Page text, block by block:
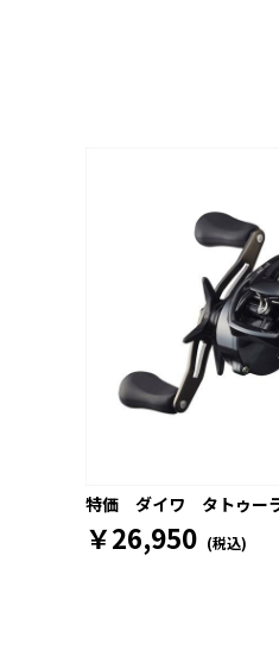
特価 ダイワ タトゥー
￥26,950 (税込)